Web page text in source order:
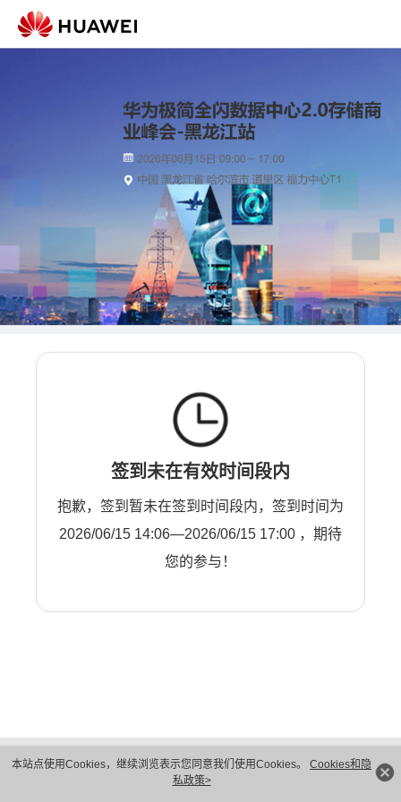
本站点使用Cookies，继续浏览表示您同意我们使用Cookies。 Cookies和隐
私政策>
签到未在有效时间段内
抱歉，签到暂未在签到时间段内，签到时间为
2026/06/15 14:06—2026/06/15 17:00 ，期待
您的参与！
隐私保护
法律声明